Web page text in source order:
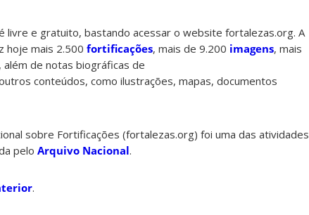
livre e gratuito, bastando acessar o website fortalezas.org. A
hoje mais 2.500 fortificações, mais de 9.200 imagens, mais
, além de notas biográficas de
conteúdos, como ilustrações, mapas, documentos
sobre Fortificações (fortalezas.org) foi uma das atividades
pelo Arquivo Nacional.
.